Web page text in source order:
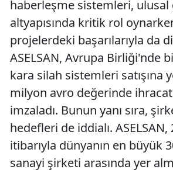
haberleşme sistemleri, ulusal
altyapısında kritik rol
projelerdeki başarılarıyla da
ASELSAN, Avrupa Birliği'nde
kara silah sistemleri satışına
milyon avro değerinde
imzaladı. Bunun yanı sıra,
hedefleri de iddialı. ASELSAN,
itibarıyla dünyanın en büyük
sanayi şirketi arasında yer